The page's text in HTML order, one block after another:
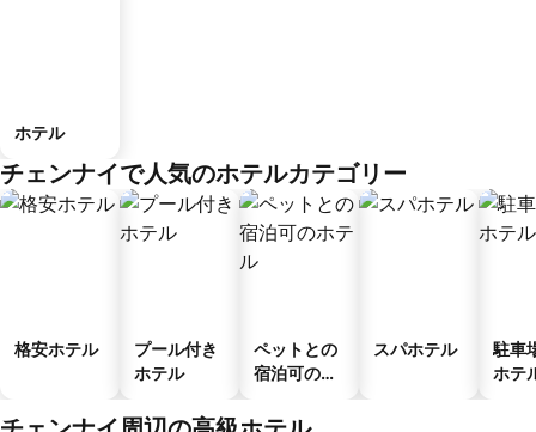
ホテル
チェンナイで人気のホテルカテゴリー
格安ホテル
プール付き
ホテル
ペットとの
宿泊可のホ
スパホテル
駐車
ホテ